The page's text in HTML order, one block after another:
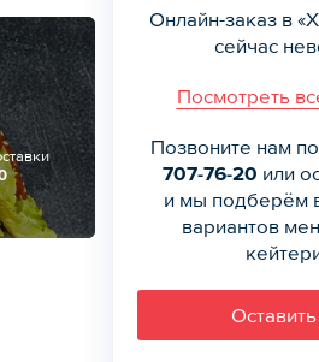
Онлайн-заказ в
сейчас
Посмотреть
Позвоните нам
707-76-20 или
и мы подберём
вариантов